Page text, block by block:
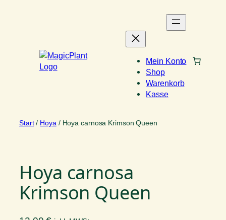
Mein Konto
Shop
Warenkorb
Kasse
Start/ Hoya / Hoya carnosa Krimson Queen
Hoya carnosa
Krimson Queen